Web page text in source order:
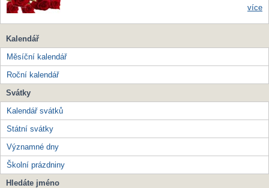
více
Kalendář
Měsíční kalendář
Roční kalendář
Svátky
Kalendář svátků
Státní svátky
Významné dny
Školní prázdniny
Hledáte jméno